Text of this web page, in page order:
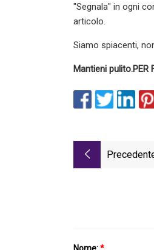
"Segnala" in ogni
articolo.
Siamo spiacenti,
Mantieni pulito.PER
Nome:*